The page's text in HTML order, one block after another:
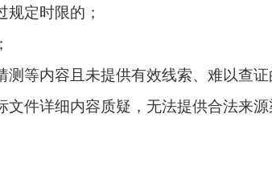
规定时限的；
测等内容且未提供有效线索、难以查证
文件详细内容质疑，无法提供合法来源